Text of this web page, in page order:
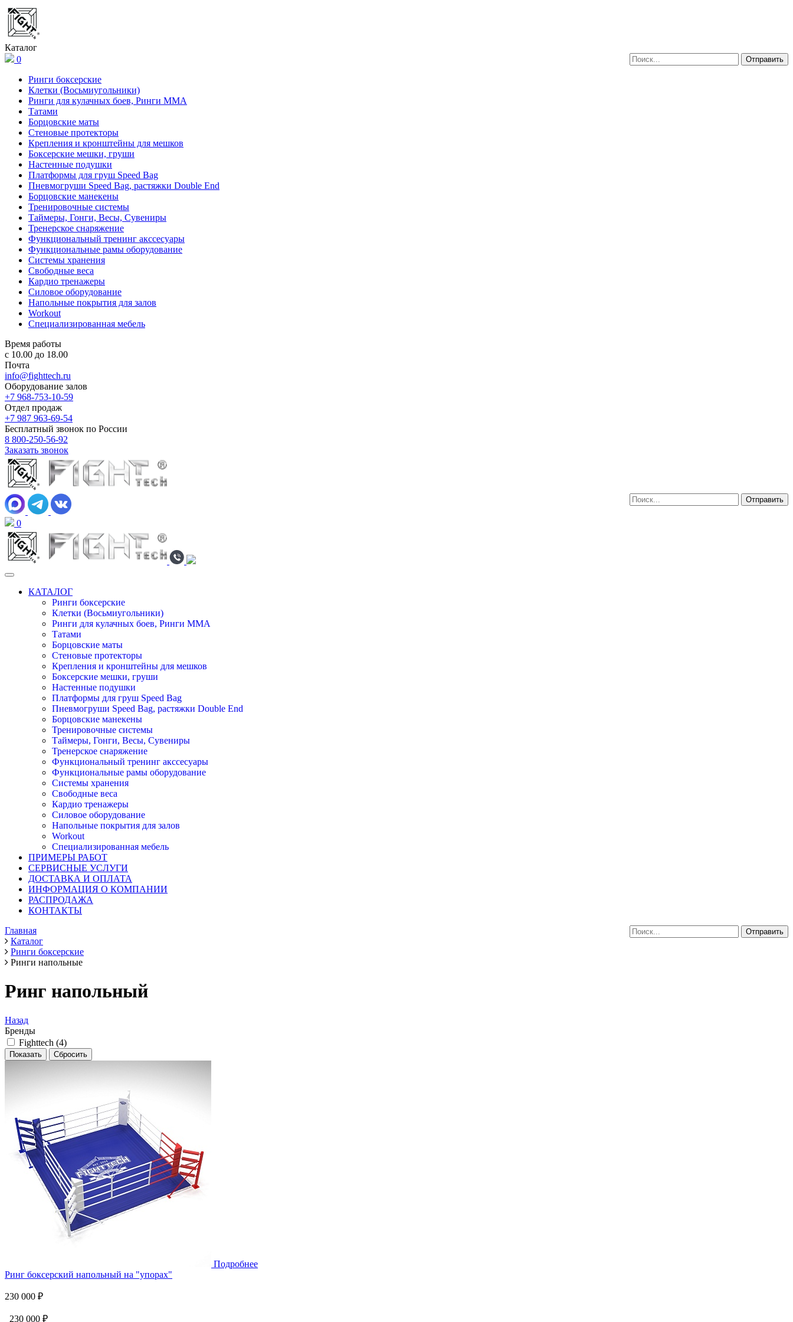
Каталог
0
Ринги боксерские
Клетки (Восьмиугольники)
Ринги для кулачных боев, Ринги ММА
Татами
Борцовские маты
Стеновые протекторы
Крепления и кронштейны для мешков
Боксерские мешки, груши
Настенные подушки
Платформы для груш Speed Bag
Пневмогруши Speed Bag, растяжки Double End
Борцовские манекены
Тренировочные системы
Таймеры, Гонги, Весы, Сувениры
Тренерское снаряжение
Функциональный тренинг акссесуары
Функциональные рамы оборудование
Системы хранения
Свободные веса
Кардио тренажеры
Силовое оборудование
Напольные покрытия для залов
Workout
Специализированная мебель
Время работы
с 10.00 до 18.00
Почта
info@fighttech.ru
Оборудование залов
+7 968-753-10-59
Отдел продаж
+7 987 963-69-54
Бесплатный звонок по России
8 800-250-56-92
Заказать звонок
0
КАТАЛОГ
Ринги боксерские
Клетки (Восьмиугольники)
Ринги для кулачных боев, Ринги ММА
Татами
Борцовские маты
Стеновые протекторы
Крепления и кронштейны для мешков
Боксерские мешки, груши
Настенные подушки
Платформы для груш Speed Bag
Пневмогруши Speed Bag, растяжки Double End
Борцовские манекены
Тренировочные системы
Таймеры, Гонги, Весы, Сувениры
Тренерское снаряжение
Функциональный тренинг акссесуары
Функциональные рамы оборудование
Системы хранения
Свободные веса
Кардио тренажеры
Силовое оборудование
Напольные покрытия для залов
Workout
Специализированная мебель
ПРИМЕРЫ РАБОТ
СЕРВИСНЫЕ УСЛУГИ
ДОСТАВКА И ОПЛАТА
ИНФОРМАЦИЯ О КОМПАНИИ
РАСПРОДАЖА
КОНТАКТЫ
Главная
Каталог
Ринги боксерские
Ринги напольные
Ринг напольный
Назад
Бренды
Fighttech (4)
Подробнее
Ринг боксерский напольный на "упорах"
230 000 ₽
230 000 ₽